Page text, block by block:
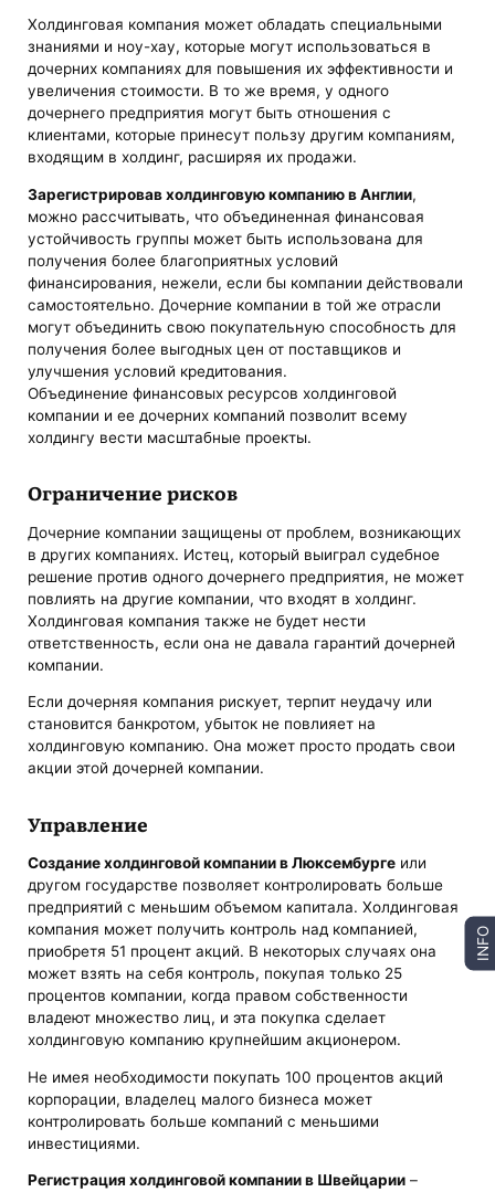
Холдинговая компания может обладать специальными
знаниями и ноу-хау, которые могут использоваться в
дочерних компаниях для повышения их эффективности и
увеличения стоимости. В то же время, у одного
дочернего предприятия могут быть отношения с
клиентами, которые принесут пользу другим компаниям,
входящим в холдинг, расширяя их продажи.
Зарегистрировав холдинговую компанию в Англии,
можно рассчитывать, что объединенная финансовая
устойчивость группы может быть использована для
получения более благоприятных условий
финансирования, нежели, если бы компании действовали
самостоятельно. Дочерние компании в той же отрасли
могут объединить свою покупательную способность для
получения более выгодных цен от поставщиков и
улучшения условий кредитования.
Объединение финансовых ресурсов холдинговой
компании и ее дочерних компаний позволит всему
холдингу вести масштабные проекты.
Ограничение рисков
Дочерние компании защищены от проблем, возникающих
в других компаниях. Истец, который выиграл судебное
решение против одного дочернего предприятия, не может
повлиять на другие компании, что входят в холдинг.
Холдинговая компания также не будет нести
ответственность, если она не давала гарантий дочерней
компании.
Если дочерняя компания рискует, терпит неудачу или
становится банкротом, убыток не повлияет на
холдинговую компанию. Она может просто продать свои
акции этой дочерней компании.
Управление
Создание холдинговой компании в Люксембурге или
другом государстве позволяет контролировать больше
предприятий с меньшим объемом капитала. Холдинговая
компания может получить контроль над компанией,
приобретя 51 процент акций. В некоторых случаях она
может взять на себя контроль, покупая только 25
процентов компании, когда правом собственности
владеют множество лиц, и эта покупка сделает
холдинговую компанию крупнейшим акционером.
Не имея необходимости покупать 100 процентов акций
корпорации, владелец малого бизнеса может
контролировать больше компаний с меньшими
инвестициями.
Регистрация холдинговой компании в Швейцарии –
INFO